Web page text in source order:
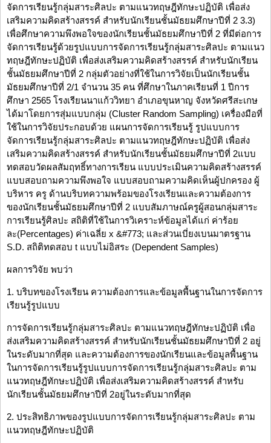
จัดการเรียนรู้กลุ่มสาระศิลปะ ตามแนวทฤษฎีทักษะปฏิบัติ เพื่อส่ง
เสริมความคิดสร้างสรรค์ สำหรับนักเรียนชั้นมัธยมศึกษาปีที่ 2 3.3)
เพื่อศึกษาความพึงพอใจของนักเรียนชั้นมัธยมศึกษาปีที่ 2 ที่มีต่อการ
จัดการเรียนรู้ด้วยรูปแบบการจัดการเรียนรู้กลุ่มสาระศิลปะ ตามแนว
ทฤษฎีทักษะปฏิบัติ เพื่อส่งเสริมความคิดสร้างสรรค์ สำหรับนักเรียน
ชั้นมัธยมศึกษาปีที่ 2 กลุ่มตัวอย่างที่ใช้ในการวิจัยเป็นนักเรียนชั้น
มัธยมศึกษาปีที่ 2/1 จำนวน 35 คน ที่ศึกษาในภาคเรียนที่ 1 ปีการ
ศึกษา 2565 โรงเรียนนาแก้ววิทยา อำเภอขุนหาญ จังหวัดศรีสะเกษ
ได้มาโดยการสุ่มแบบกลุ่ม (Cluster Random Sampling) เครื่องมือที่
ใช้ในการวิจัยประกอบด้วย แผนการจัดการเรียนรู้ รูปแบบการ
จัดการเรียนรู้กลุ่มสาระศิลปะ ตามแนวทฤษฎีทักษะปฏิบัติ เพื่อส่ง
เสริมความคิดสร้างสรรค์ สำหรับนักเรียนชั้นมัธยมศึกษาปีที่ 2แบบ
ทดสอบวัดผลสัมฤทธิ์ทางการเรียน แบบประเมินความคิดสร้างสรรค์
แบบสอบถามความพึงพอใจ แบบสอบถามความคิดเห็นผู้ปกครอง ผู้
บริหาร ครู ด้านบริบทความพร้อมของโรงเรียนและความต้องการ
ของนักเรียนชั้นมัธยมศึกษาปีที่ 2 แบบสัมภาษณ์ครูผู้สอนกลุ่มสาระ
การเรียนรู้ศิลปะ สถิติที่ใช้ในการวิเคราะห์ข้อมูลได้แก่ ค่าร้อย
ละ(Percentages) ค่าเฉลี่ย x &#773; และส่วนเบี่ยงเบนมาตรฐาน
S.D. สถิติทดสอบ t แบบไม่อิสระ (Dependent Samples)
ผลการวิจัย พบว่า
1. บริบทของโรงเรียน ความต้องการและข้อมูลพื้นฐานในการจัดการ
เรียนรู้รูปแบบ
การจัดการเรียนรู้กลุ่มสาระศิลปะ ตามแนวทฤษฎีทักษะปฏิบัติ เพื่อ
ส่งเสริมความคิดสร้างสรรค์ สำหรับนักเรียนชั้นมัธยมศึกษาปีที่ 2 อยู่
ในระดับมากที่สุด และความต้องการของนักเรียนและข้อมูลพื้นฐาน
ในการจัดการเรียนรู้รูปแบบการจัดการเรียนรู้กลุ่มสาระศิลปะ ตาม
แนวทฤษฎีทักษะปฏิบัติ เพื่อส่งเสริมความคิดสร้างสรรค์ สำหรับ
นักเรียนชั้นมัธยมศึกษาปีที่ 2อยู่ในระดับมากที่สุด
2. ประสิทธิภาพของรูปแบบการจัดการเรียนรู้กลุ่มสาระศิลปะ ตาม
แนวทฤษฎีทักษะปฏิบัติ